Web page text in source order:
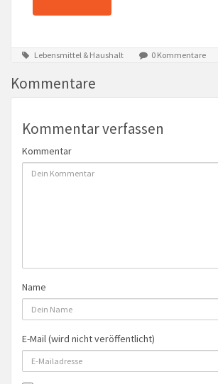
Lebensmittel & Haushalt 0 Kommentare
Kommentare
Kommentar verfassen
Kommentar
Name
E-Mail (wird nicht veröffentlicht)